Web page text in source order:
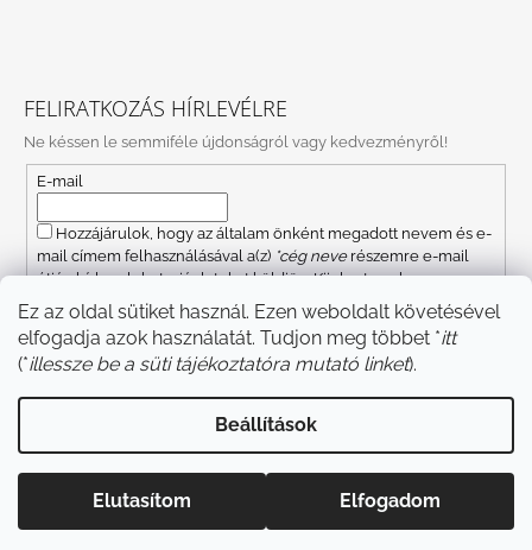
Ez az oldal sütiket használ. Ezen weboldalt követésével
elfogadja azok használatát. Tudjon meg többet *itt
(*illessze be a süti tájékoztatóra mutató linket).
Beállítások
Elutasítom Elfogadom
FELIRATKOZÁS HÍRLEVÉLRE
Ne késsen le semmiféle újdonságról vagy kedvezményről!
E-mail
Hozzájárulok, hogy az általam önként megadott nevem és e-
mail címem felhasználásával a(z) *cég neverészemre e-mail
útján hírleveleket, ajánlatokat küldjön. Kijelentem, hogy az
adatkezelési tájékoztatót
elolvastam. Megértettem, hogy a
hozzájárulásom bármikor visszavonhatom.
FELIRATKOZÁS
Süti beállítások
szerkesztése